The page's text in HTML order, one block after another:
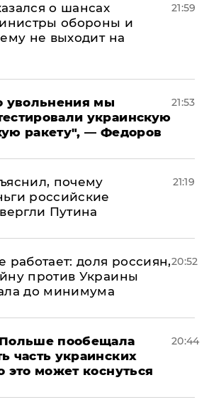
о шансах
обороны и
не выходит на
21:59
увольнения мы
украинскую
ракету", — Федоров
21:53
почему
российские
Путина
21:19
работает: доля россиян,
против Украины
до минимума
20:52
пообещала
часть украинских
это может коснуться
20:44